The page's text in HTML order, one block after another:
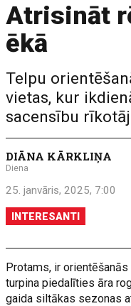
Atrisināt
ēkā
Telpu
vietas, kur
sacensību
DIĀNA KĀRKLIŅA
Diena
25. janvāris, 2025, 7:00
INTERESANTI
Protams, ir
turpina piedalīties āra
gaida siltākas sezonas